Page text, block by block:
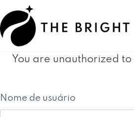
para
o
Conteúdo
You are unauthorized
Nome de usuário